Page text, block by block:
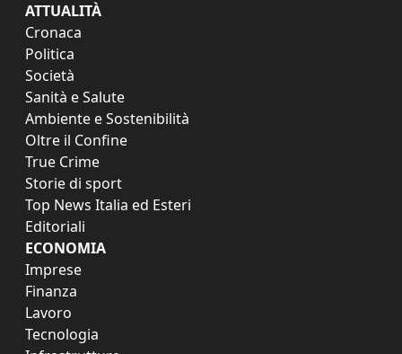
ATTUALITÀ
Cronaca
Politica
Società
Sanità e Salute
Ambiente e Sostenibilità
Oltre il Confine
True Crime
Storie di sport
Top News Italia ed Esteri
Editoriali
ECONOMIA
Imprese
Finanza
Lavoro
Tecnologia